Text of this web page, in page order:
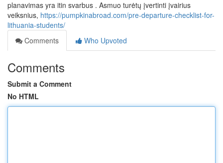
planavimas yra itin svarbus . Asmuo turėtų įvertinti įvairius
veiksnius, https://pumpkinabroad.com/pre-departure-checklist-for-
lithuania-students/
Comments
Who Upvoted
Comments
Submit a Comment
No HTML